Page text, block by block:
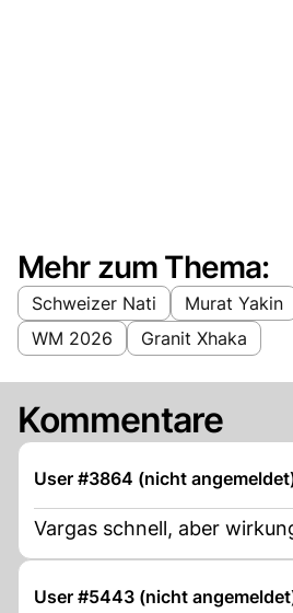
Mehr zum Thema:
Schweizer Nati Murat Yakin
WM 2026
Granit Xhaka
Kommentare
User #3864 (nicht
Vargas schnell, aber
User #5443 (nicht